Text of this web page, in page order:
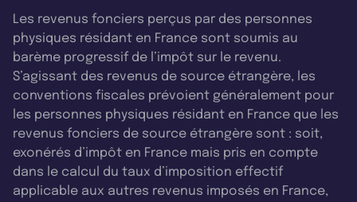
Les revenus fonciers perçus par des personnes
physiques résidant en France sont soumis au
barème progressif de l’impôt sur le revenu.
S’agissant des revenus de source étrangère, les
conventions fiscales prévoient généralement pour
les personnes physiques résidant en France que les
revenus fonciers de source étrangère sont : soit,
exonérés d’impôt en France mais pris en compte
dans le calcul du taux d’imposition effectif
applicable aux autres revenus imposés en France,